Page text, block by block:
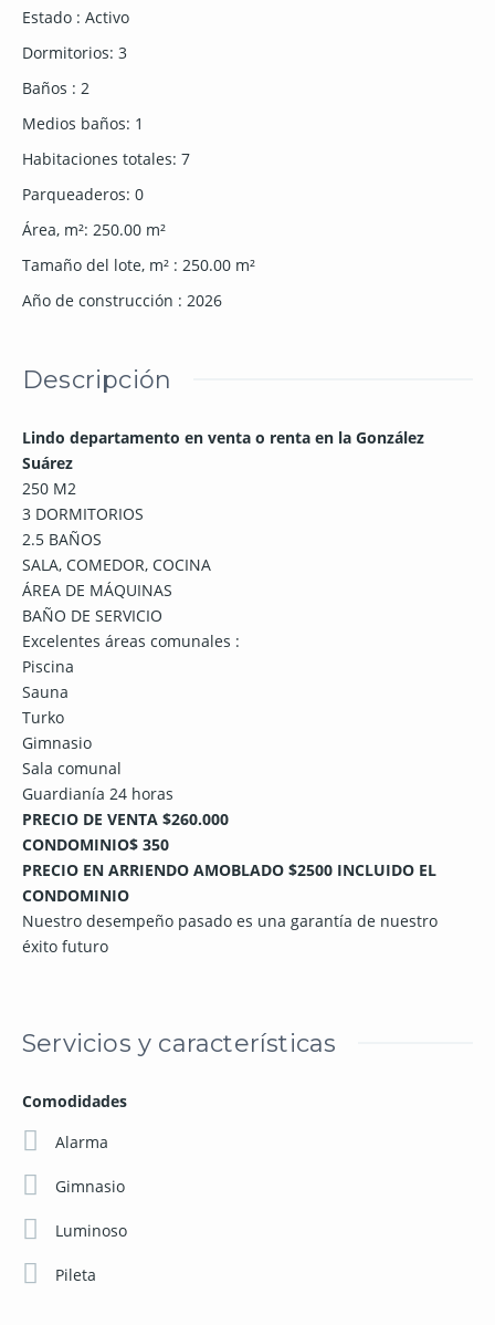
Estado : Activo
Dormitorios: 3
Baños : 2
Medios baños: 1
Habitaciones totales: 7
Parqueaderos: 0
Área, m²: 250.00 m²
Tamaño del lote, m² : 250.00 m²
Año de construcción : 2026
Descripción
Lindo departamento en venta o renta en la González
Suárez
250 M2
3 DORMITORIOS
2.5 BAÑOS
SALA, COMEDOR, COCINA
ÁREA DE MÁQUINAS
BAÑO DE SERVICIO
Excelentes áreas comunales :
Piscina
Sauna
Turko
Gimnasio
Sala comunal
Guardianía 24 horas
PRECIO DE VENTA $260.000
CONDOMINIO$ 350
PRECIO EN ARRIENDO AMOBLADO $2500 INCLUIDO EL
CONDOMINIO
Nuestro desempeño pasado es una garantía de nuestro
éxito futuro
Servicios y características
Comodidades
Alarma
Gimnasio
Luminoso
Pileta